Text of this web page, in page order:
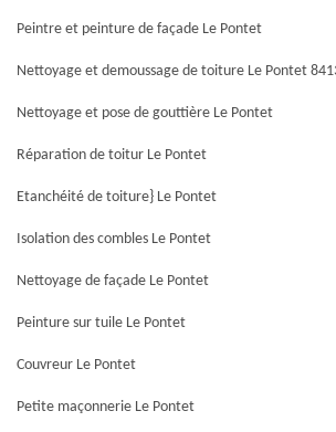
Peintre et peinture de façade Le Pontet
Nettoyage et demoussage de toiture Le Pontet
Nettoyage et pose de gouttière Le Pontet
Réparation de toitur Le Pontet
Etanchéité de toiture} Le Pontet
Isolation des combles Le Pontet
Nettoyage de façade Le Pontet
Peinture sur tuile Le Pontet
Couvreur Le Pontet
Petite maçonnerie Le Pontet